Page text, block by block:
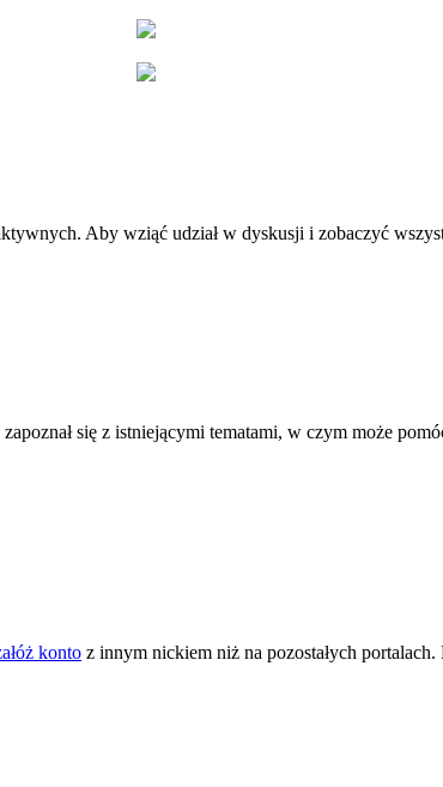
Aby wziąć udział w dyskusji i zobaczyć
się z istniejącymi tematami, w czym może
konto z innym nickiem niż na pozostałych